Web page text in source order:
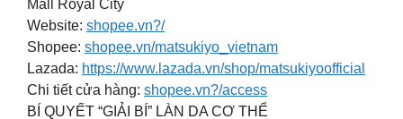
Mall Royal City
Website: shopee.vn?/
Shopee: shopee.vn/matsukiyo_vietnam
Lazada: https://www.lazada.vn/shop/matsukiyoofficial
Chi tiết cửa hàng: shopee.vn?/access
BÍ QUYẾT “GIẢI BÍ” LÀN DA CƠ THỂ